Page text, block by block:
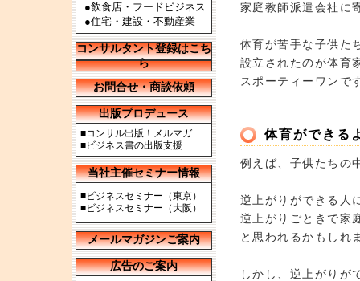
●飲食店・フードビジネス
●住宅・建設・不動産業
コンサルタント登録はこち
ら
お問合せ・商談依頼
出版プロデュース
■コンサル出版！メルマガ
■ビジネス書の出版支援
当社主催セミナー情報
■ビジネスセミナー（東京）
■ビジネスセミナー（大阪）
メールマガジンご案内
広告のご案内
家庭教師派遣会社に
体育が苦手な子供た
設立されたのが体育
スポーティーワンで
体育ができる
例えば、子供たちの
逆上がりができる人
逆上がりごときで家
と思われるかもしれ
しかし、逆上がりが